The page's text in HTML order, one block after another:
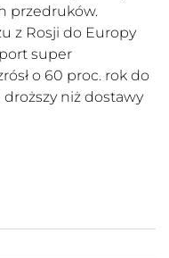
przedruków.
z Rosji do Europy
super
o 60 proc. rok do
niż dostawy